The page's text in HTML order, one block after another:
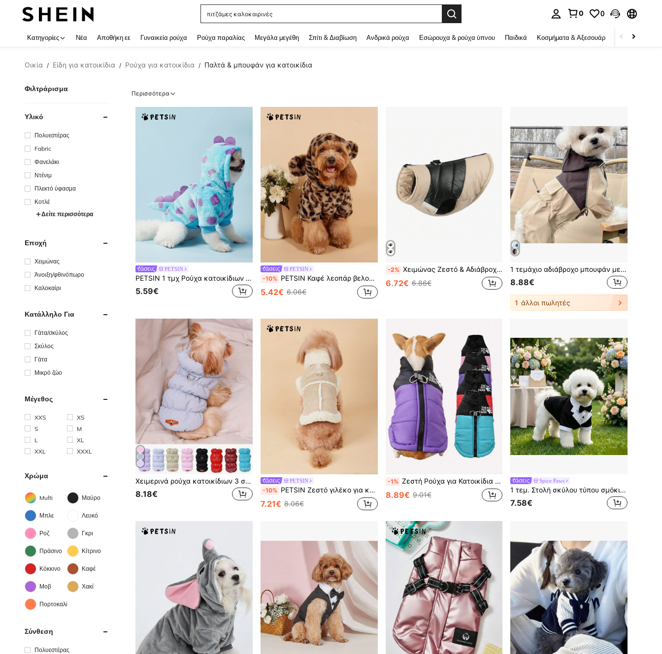
πιτζάμες καλοκαιρινές
0 0
Κατηγορίες Νέα Αποθήκη εε Γυναικεία ρούχα Ρούχα παραλίας Μεγάλα μεγέθη Σπίτι & Διαβίωση Ανδρικά ρούχα Εσώρουχα & ρούχα ύπνου Παιδικά Κοσμήματα & Αξεσουάρ Ομορφιά & υγεία
Οικία / Είδη για κατοικίδια / Ρούχα για κατοικίδια / Παλτά & μπουφάν για κατοικίδια
Φιλτράρισμα
Υλικό
Πολυεστέρας
Fabric
Φανελάκι
Ντένιμ
Πλεκτό ύφασμα
Κοτλέ
Δείτε περισσότερα
Εποχή
Χειμώνας
Άνοιξη/φθινόπωρο
Καλοκαίρι
Κατάλληλο Για
Γάτα/σκύλος
Σκύλος
Γάτα
Μικρό ζώο
Μέγεθος
XXS
XS
S
M
L
XL
XXL
XXXL
Χρώμα
Multi Μαύρο
Μπλε Λευκό
Ροζ Γκρι
Πράσινο Κίτρινο
Κόκκινο Καφέ
Μοβ Χακί
Πορτοκαλί
Σύνθεση
Πολυεστέρας
Περισσότερα
PETSIN
PETSIN 1 τμχ Ρούχα κατοικίδιων για γάτες και σκύλους, Universal ένδυμα με γάντζο λουριών, χαριτωμένο κοντό κουκούλα δράκου με κέρατα για μικρά σκυλιά - Floral Dinosaur
5.59€
PETSIN
-10% PETSIN Καφέ λεοπάρ βελούδινο παλτό για κατοικίδια, ζεστό χοντρό μπουφάν για σκύλους/γάτα για φθινόπωρο/χειμώνα
5.42€ 6.06€
-2% Χειμώνας Ζεστό & Αδιάβροχο Μπουφάν για κατοικίδια Με Ανακλαστικός Ρίγα & Δαχτυλίδι D , Κατάλληλο Για Small , Μέτριο & Μεγάλα σκυλιά , Βολικός & Μοδάτο Για Υπαίθριες δραστηριότητες
6.72€ 6.86€
1 τεμάχιο αδιάβροχο μπουφάν με κουκούλα για βόλτα με κατοικίδια, για μικρά έως μεσαία σκυλιά
8.88€
1 άλλοι πωλητές
Χειμερινά ρούχα κατοικίδιων 3 στρώσεων, εύκολα στο πλύσιμο στο χέρι ή στο πλυντήριο, με λουρί για ασφαλέστερη χρήση σε εξωτερικούς χώρους, διαθέσιμα σε πολλά μεγέθη και χρώματα
8.18€
PETSIN
-10% PETSIN Ζεστό γιλέκο για κατοικίδια με θερμική επένδυση φθινοπώρου/χειμώνα, ρηχό καφέ, για γάτες και σκύλους
7.21€ 8.06€
-1% Ζεστή Ρούχα για Κατοικίδια Φθινόπωρο/Χειμώνα, Χοντρό Μπουφάν Σκύλου με Σχέδιο με Γραμματοσειρές, Κατάλληλο για Μεσαίους & Μικρούς Σκύλους
8.89€ 9.01€
Spice Paws
1 τεμ. Στολή σκύλου τύπου σμόκιν, στυλ gentleman με μανίκια, διακόσμηση με παπιγιόν, μη ελαστικό ύφασμα, παρακαλούμε επιλέξτε ένα μέγεθος μεγαλύτερο, κατάλληλο για ρούχα μικρού/μεσαίου σκύλου, ρούχα γάτας, για χρήση σε γάμο κατοικιδίου και πάρτι κήπου, η πρώτη επιλογή για δώρο γάμου κατοικιδίου
7.58€